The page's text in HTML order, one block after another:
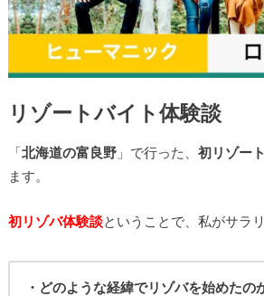
リゾートバイト体験談
「北海道の富良野」で行った、 初リゾー
ます。
初リゾバ体験談ということで、私がサラ
・どのような経緯でリゾバを始めたの